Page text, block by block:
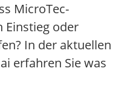
MicroTec-
Einstieg oder
In der aktuellen
erfahren Sie was